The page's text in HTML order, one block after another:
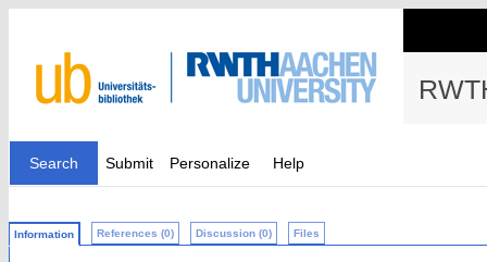
Search Submit Personalize Help
Information References (0) Discussion (0) Files